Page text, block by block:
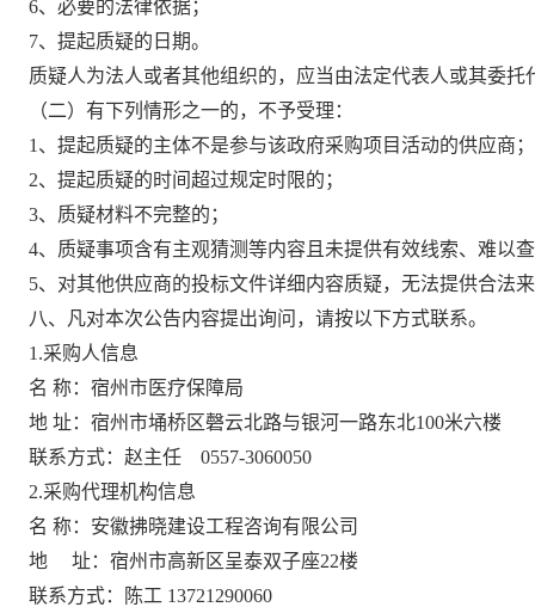
6、必要的法律依据；
7、提起质疑的日期。
质疑人为法人或者其他组织的，应当由法定代表人或其委
（二）有下列情形之一的，不予受理：
1、提起质疑的主体不是参与该政府采购项目活动的供应商；
2、提起质疑的时间超过规定时限的；
3、质疑材料不完整的；
4、质疑事项含有主观猜测等内容且未提供有效线索、难以
5、对其他供应商的投标文件详细内容质疑，无法提供合法
八、凡对本次公告内容提出询问，请按以下方式联系。
1.采购人信息
名 称： 宿州市医疗保障局
地 址： 宿州市埇桥区磬云北路与银河一路东北100米六楼
联系方式： 赵主任 0557-3060050
2.采购代理机构信息
名 称： 安徽拂晓建设工程咨询有限公司
地
址： 宿州市高新区呈泰双子座22楼
联系方式：
陈工 13721290060